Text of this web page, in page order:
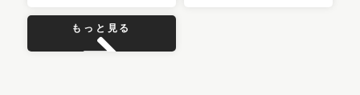
もっと見る